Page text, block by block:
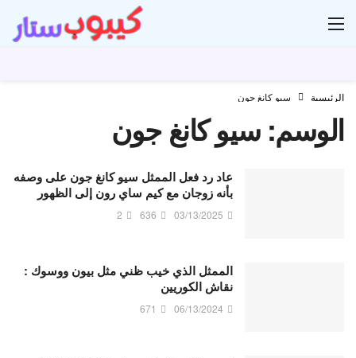
الرئيسية سيو كانغ جون
الوسم:سيو كانغ جون
عاد رد فعل الممثل سيو كانغ جون على وصفه
بأنه زوجان مع كيم ساي رون إلى الظهور
03/13/2025
636
2
الممثل الذي خيب ظني مثل بيون ووسوك :
نقاش الكوريين
06/13/2024
671